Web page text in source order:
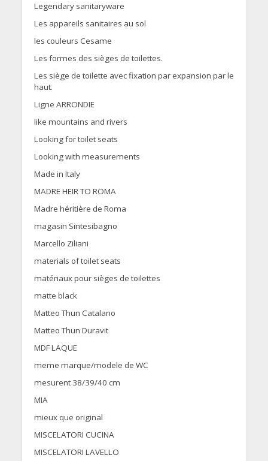
Legendary sanitaryware
Les appareils sanitaires au sol
les couleurs Cesame
Les formes des sièges de toilettes.
Les siège de toilette avec fixation par expansion par le
haut.
Ligne ARRONDIE
like mountains and rivers
Looking for toilet seats
Looking with measurements
Made in Italy
MADRE HEIR TO ROMA
Madre héritière de Roma
magasin Sintesibagno
Marcello Ziliani
materials of toilet seats
matériaux pour sièges de toilettes
matte black
Matteo Thun Catalano
Matteo Thun Duravit
MDF LAQUE
meme marque/modele de WC
mesurent 38/39/40 cm
MIA
mieux que original
MISCELATORI CUCINA
MISCELATORI LAVELLO